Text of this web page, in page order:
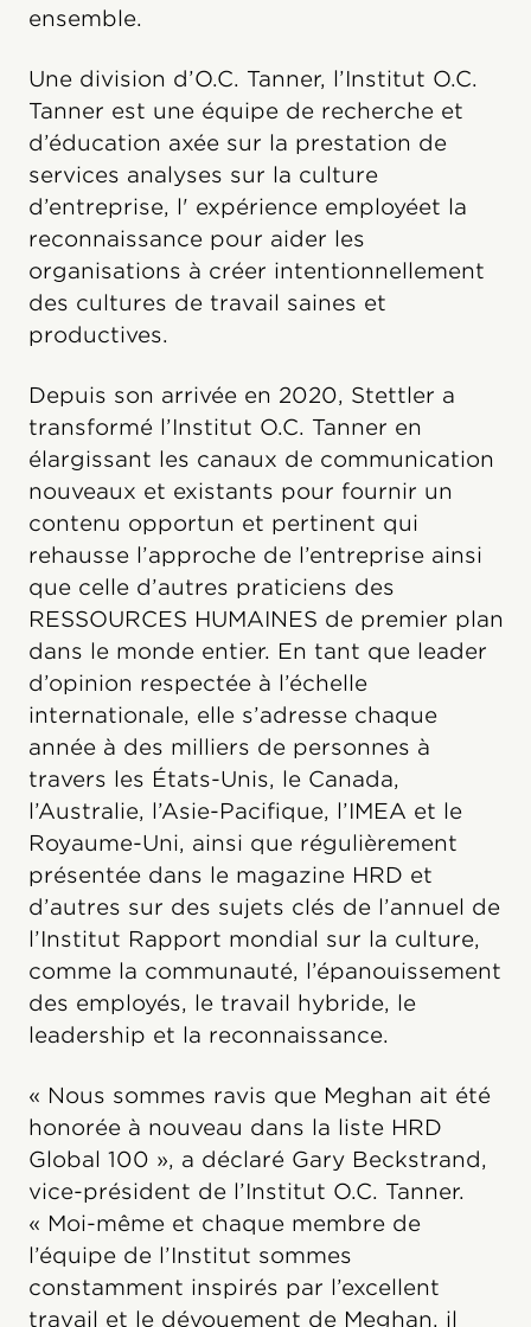
ensemble.
Une division d’O.C. Tanner, l’Institut O.C.
Tanner est une équipe de recherche et
d’éducation axée sur la prestation de
services analyses sur la culture
d’entreprise, l' expérience employéet la
reconnaissance pour aider les
organisations à créer intentionnellement
des cultures de travail saines et
productives.
Depuis son arrivée en 2020, Stettler a
transformé l’Institut O.C. Tanner en
élargissant les canaux de communication
nouveaux et existants pour fournir un
contenu opportun et pertinent qui
rehausse l’approche de l’entreprise ainsi
que celle d’autres praticiens des
RESSOURCES HUMAINES de premier plan
dans le monde entier. En tant que leader
d’opinion respectée à l’échelle
internationale, elle s’adresse chaque
année à des milliers de personnes à
travers les États-Unis, le Canada,
l’Australie, l’Asie-Pacifique, l’IMEA et le
Royaume-Uni, ainsi que régulièrement
présentée dans le magazine HRD et
d’autres sur des sujets clés de l’annuel de
l’Institut Rapport mondial sur la culture,
comme la communauté, l’épanouissement
des employés, le travail hybride, le
leadership et la reconnaissance.
« Nous sommes ravis que Meghan ait été
honorée à nouveau dans la liste HRD
Global 100 », a déclaré Gary Beckstrand,
vice-président de l’Institut O.C. Tanner.
« Moi-même et chaque membre de
l’équipe de l’Institut sommes
constamment inspirés par l’excellent
travail et le dévouement de Meghan, il